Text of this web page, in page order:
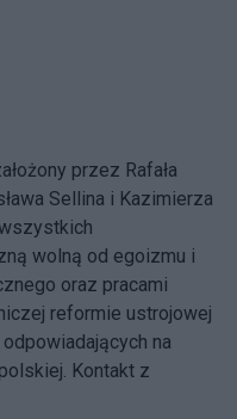
przez Rafała
Sellina i Kazimierza
wolną od egoizmu i
oraz pracami
reformie ustrojowej
na
Kontakt z